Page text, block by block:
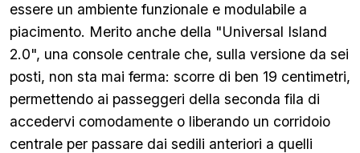
essere un ambiente funzionale e modulabile a
piacimento. Merito anche della "Universal Island
2.0", una console centrale che, sulla versione da sei
posti, non sta mai ferma: scorre di ben 19 centimetri,
permettendo ai passeggeri della seconda fila di
accedervi comodamente o liberando un corridoio
centrale per passare dai sedili anteriori a quelli